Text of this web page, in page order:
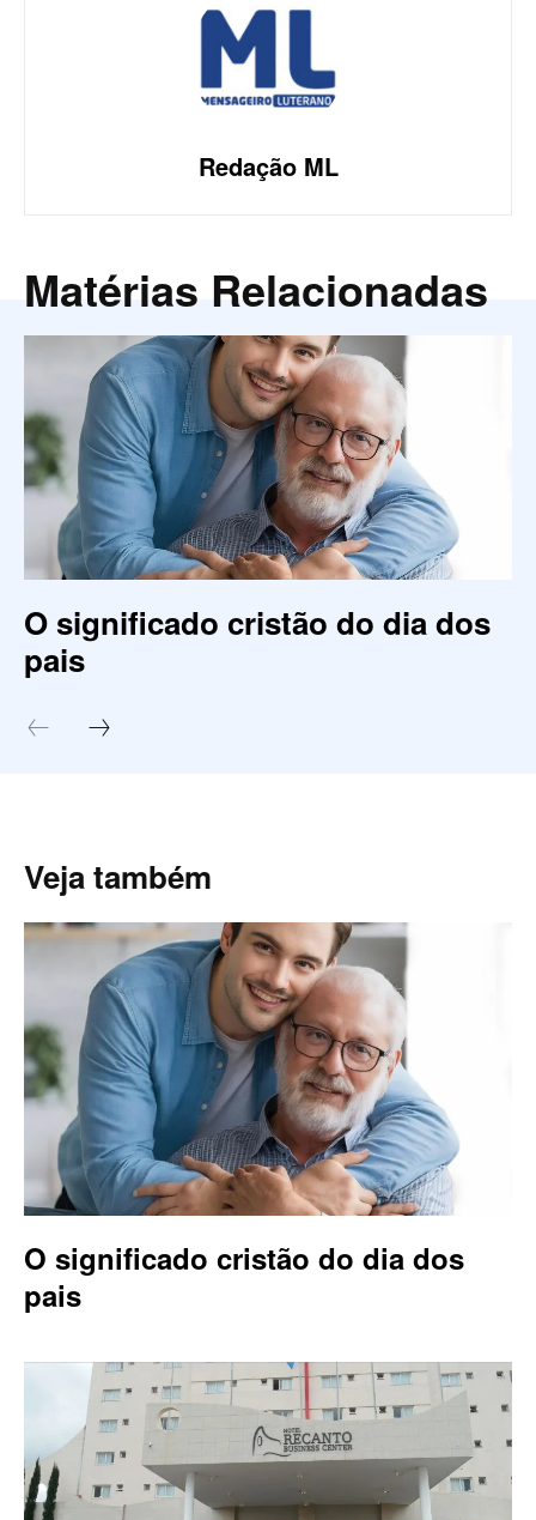
Redação ML
Matérias Relacionadas
O significado cristão do dia dos
pais
Veja também
O significado cristão do dia dos
pais